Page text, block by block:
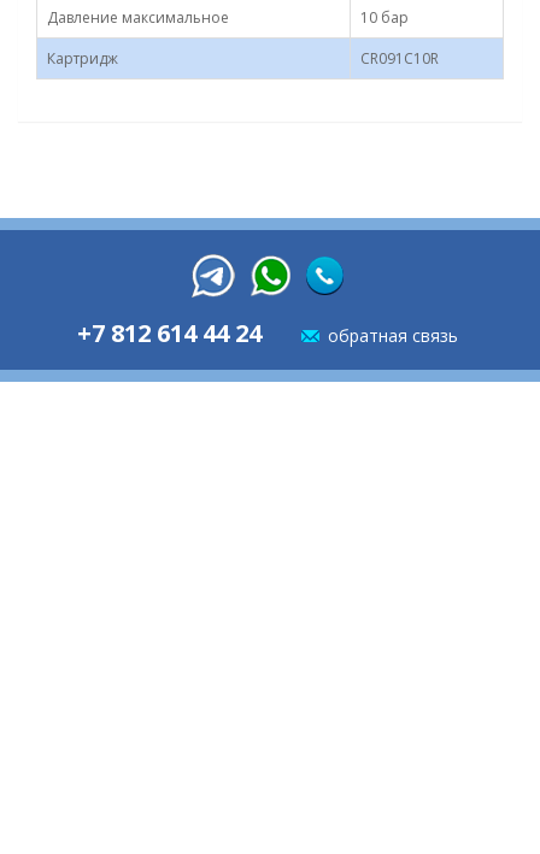
Давление максимальное
10 бар
Картридж
CR091С10R
+7 812 614 44 24 обратная связь